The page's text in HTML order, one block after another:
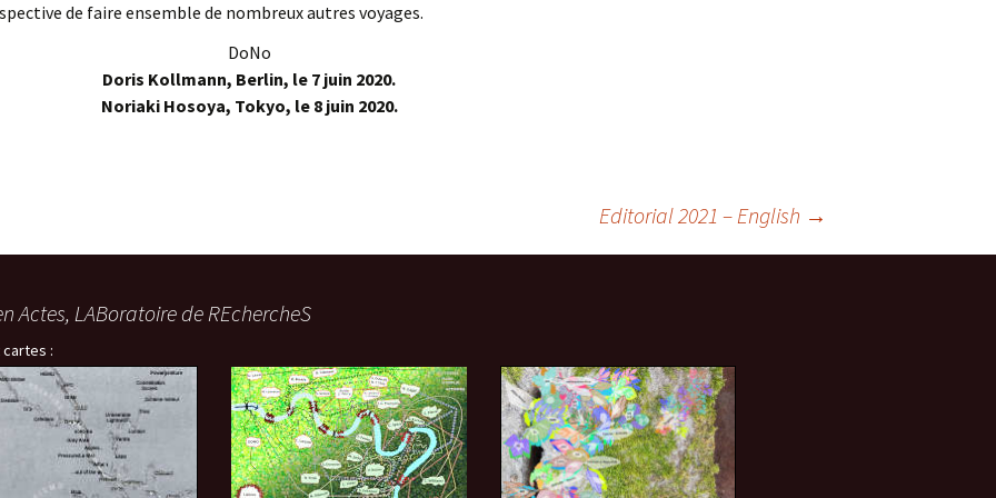
de faire ensemble de nombreux autres voyages.
DoNo
Doris Kollmann, Berlin, le 7 juin 2020.
Noriaki Hosoya, Tokyo, le 8 juin 2020.
Editorial 2021 – English →
Actes, LABoratoire de REchercheS
: